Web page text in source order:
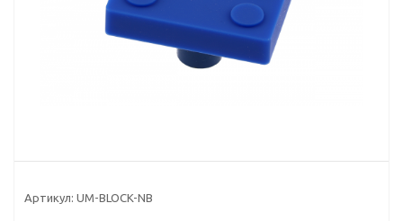
Артикул: UM-BLOCK-NB